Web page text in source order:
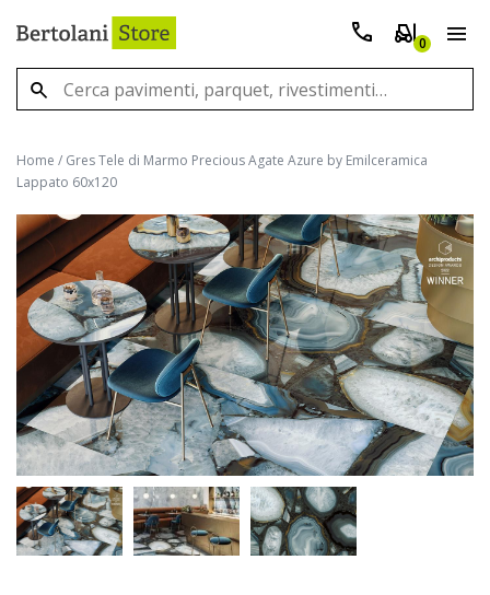
0
Home / Gres Tele di Marmo Precious Agate Azure by Emilceramica
Lappato 60x120